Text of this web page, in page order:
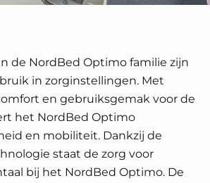
de NordBed Optimo familie zijn
in zorginstellingen. Met
en gebruiksgemak voor de
het NordBed Optimo
en mobiliteit. Dankzij de
staat de zorg voor
bij het NordBed Optimo. De